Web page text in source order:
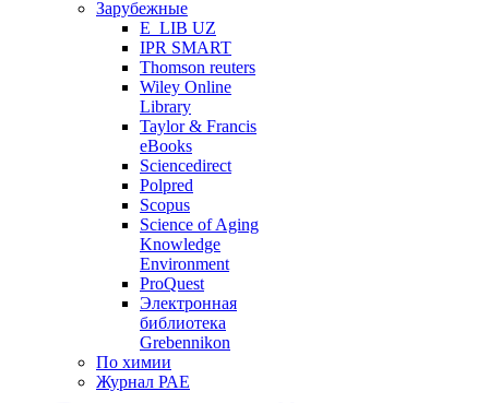
Зарубежные
E_LIB UZ
IPR SMART
Thomson reuters
Wiley Online
Library
Taylor & Francis
eBooks
Sciencedirect
Polpred
Scopus
Science of Aging
Knowledge
Environment
ProQuest
Электронная
библиотека
Grebennikon
По химии
Журнал РАЕ